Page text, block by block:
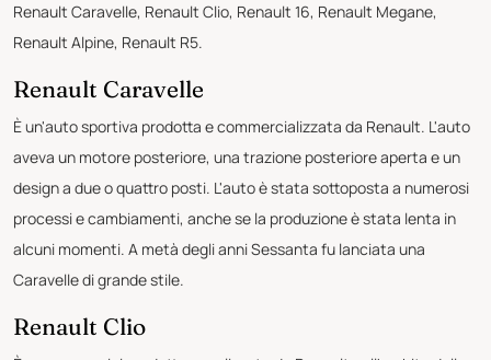
Renault Caravelle, Renault Clio, Renault 16, Renault Megane,
Renault Alpine, Renault R5.
Renault Caravelle
È un'auto sportiva prodotta e commercializzata da Renault. L'auto
aveva un motore posteriore, una trazione posteriore aperta e un
design a due o quattro posti. L'auto è stata sottoposta a numerosi
processi e cambiamenti, anche se la produzione è stata lenta in
alcuni momenti. A metà degli anni Sessanta fu lanciata una
Caravelle di grande stile.
Renault Clio